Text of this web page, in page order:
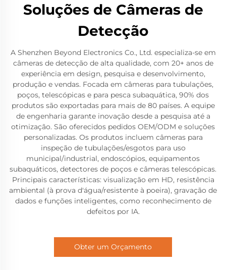
Soluções de Câmeras de
Detecção
A Shenzhen Beyond Electronics Co., Ltd. especializa-se em
câmeras de detecção de alta qualidade, com 20+ anos de
experiência em design, pesquisa e desenvolvimento,
produção e vendas. Focada em câmeras para tubulações,
poços, telescópicas e para pesca subaquática, 90% dos
produtos são exportadas para mais de 80 países. A equipe
de engenharia garante inovação desde a pesquisa até a
otimização. São oferecidos pedidos OEM/ODM e soluções
personalizadas. Os produtos incluem câmeras para
inspeção de tubulações/esgotos para uso
municipal/industrial, endoscópios, equipamentos
subaquáticos, detectores de poços e câmeras telescópicas.
Principais características: visualização em HD, resistência
ambiental (à prova d'água/resistente à poeira), gravação de
dados e funções inteligentes, como reconhecimento de
defeitos por IA.
Obter um Orçamento